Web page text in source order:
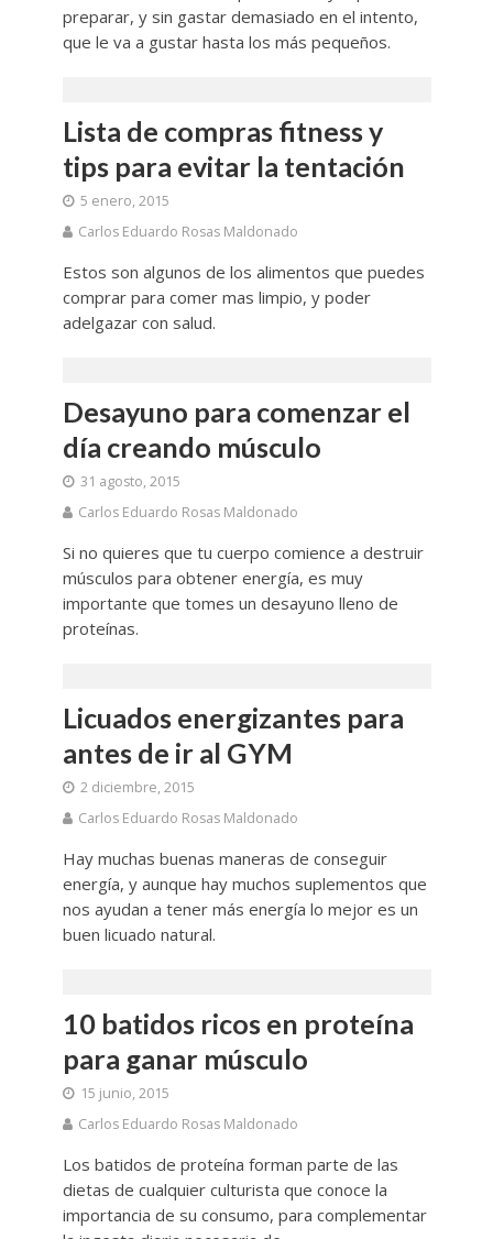
preparar, y sin gastar demasiado en el intento,
que le va a gustar hasta los más pequeños.
Lista de compras fitness y
tips para evitar la tentación
5 enero, 2015
Carlos Eduardo Rosas Maldonado
Estos son algunos de los alimentos que puedes
comprar para comer mas limpio, y poder
adelgazar con salud.
Desayuno para comenzar el
día creando músculo
31 agosto, 2015
Carlos Eduardo Rosas Maldonado
Si no quieres que tu cuerpo comience a destruir
músculos para obtener energía, es muy
importante que tomes un desayuno lleno de
proteínas.
Licuados energizantes para
antes de ir al GYM
2 diciembre, 2015
Carlos Eduardo Rosas Maldonado
Hay muchas buenas maneras de conseguir
energía, y aunque hay muchos suplementos que
nos ayudan a tener más energía lo mejor es un
buen licuado natural.
10 batidos ricos en proteína
para ganar músculo
15 junio, 2015
Carlos Eduardo Rosas Maldonado
Los batidos de proteína forman parte de las
dietas de cualquier culturista que conoce la
importancia de su consumo, para complementar